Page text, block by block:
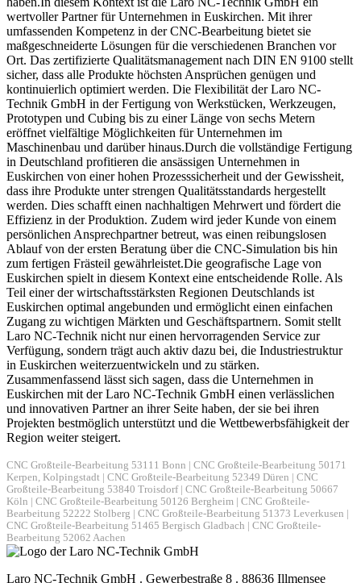
wertvoller Partner für Unternehmen in Euskirchen. Mit ihrer
umfassenden Kompetenz in der CNC-Bearbeitung bietet sie
maßgeschneiderte Lösungen für die verschiedenen Branchen vor
Ort. Das zertifizierte Qualitätsmanagement nach DIN EN 9100 stellt
sicher, dass alle Produkte höchsten Ansprüchen genügen und
kontinuierlich optimiert werden. Die Flexibilität der Laro NC-
Technik GmbH in der Fertigung von Werkstücken, Werkzeugen,
Prototypen und Cubing bis zu einer Länge von sechs Metern
eröffnet vielfältige Möglichkeiten für Unternehmen im
Maschinenbau und darüber hinaus.Durch die vollständige Fertigung
in Deutschland profitieren die ansässigen Unternehmen in
Euskirchen von einer hohen Prozesssicherheit und der Gewissheit,
dass ihre Produkte unter strengen Qualitätsstandards hergestellt
werden. Dies schafft einen nachhaltigen Mehrwert und fördert die
Effizienz in der Produktion. Zudem wird jeder Kunde von einem
persönlichen Ansprechpartner betreut, was einen reibungslosen
Ablauf von der ersten Beratung über die CNC-Simulation bis hin
zum fertigen Frästeil gewährleistet.Die geografische Lage von
Euskirchen spielt in diesem Kontext eine entscheidende Rolle. Als
Teil einer der wirtschaftsstärksten Regionen Deutschlands ist
Euskirchen optimal angebunden und ermöglicht einen einfachen
Zugang zu wichtigen Märkten und Geschäftspartnern. Somit stellt
Laro NC-Technik nicht nur einen hervorragenden Service zur
Verfügung, sondern trägt auch aktiv dazu bei, die Industriestruktur
in Euskirchen weiterzuentwickeln und zu stärken.
Zusammenfassend lässt sich sagen, dass die Unternehmen in
Euskirchen mit der Laro NC-Technik GmbH einen verlässlichen
und innovativen Partner an ihrer Seite haben, der sie bei ihren
Projekten bestmöglich unterstützt und die Wettbewerbsfähigkeit der
Region weiter steigert.
CNC Großteile-Bearbeitung 53111 Bonn
CNC Großteile-Bearbeitung 50171
Kerpen, Kolpingstadt
CNC Großteile-Bearbeitung 52349 Düren
CNC
Großteile-Bearbeitung 53840 Troisdorf| CNC Großteile-Bearbeitung 50667
Köln
CNC Großteile-Bearbeitung 50126 Bergheim
CNC Großteile-
Bearbeitung 52222 Stolberg
CNC Großteile-Bearbeitung 51373 Leverkusen
CNC Großteile-Bearbeitung 51465 Bergisch Gladbach
CNC Großteile-
Bearbeitung 52062 Aachen
Laro NC-Technik GmbH . Gewerbestraße 8 . 88636 Illmensee